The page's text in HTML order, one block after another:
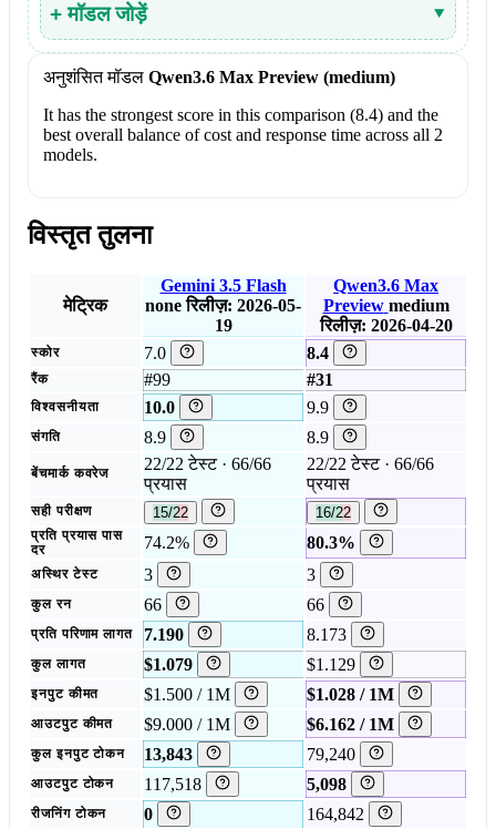
+ मॉडल जोड़ें ▾
अनुशंसित मॉडल Qwen3.6 Max Preview (medium)
It has the strongest score in this comparison (8.4) and the
best overall balance of cost and response time across all 2
models.
विस्तृत तुलना
मेट्रिक
Gemini 3.5 Flash
none रिलीज़: 2026-05-
19
Qwen3.6 Max
Preview medium
रिलीज़: 2026-04-20
स्कोर 7.0 8.4
रैंक #99 #31
विश्वसनीयता 10.0 9.9
संगति 8.9 8.9
बेंचमार्क कवरेज
22/22 टेस्ट · 66/66
प्रयास
22/22 टेस्ट · 66/66
प्रयास
सही परीक्षण 15/22 16/22
प्रति प्रयास पास
दर
74.2% 80.3%
अस्थिर टेस्ट 3 3
कुल रन 66 66
प्रति परिणाम लागत 7.190 8.173
कुल लागत $1.079 $1.129
इनपुट कीमत $1.500 / 1M $1.028 / 1M
आउटपुट कीमत $9.000 / 1M $6.162 / 1M
कुल इनपुट टोकन 13,843 79,240
आउटपुट टोकन 117,518 5,098
रीजनिंग टोकन 0 164,842